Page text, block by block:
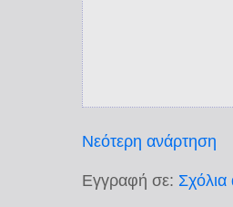
Νεότερη ανάρτηση
Εγγραφή σε: